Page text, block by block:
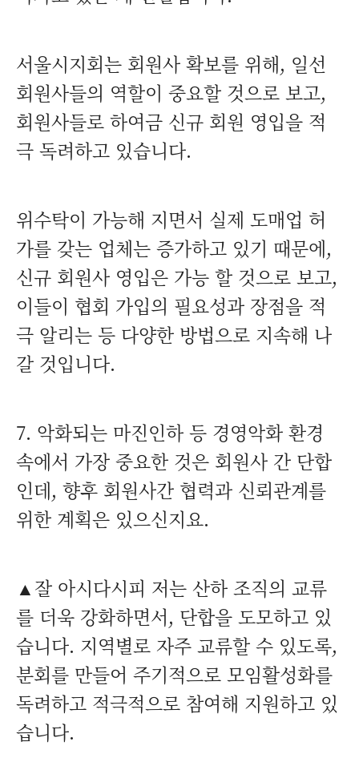
서울시지회는 회원사 확보를 위해, 일선
회원사들의 역할이 중요할 것으로 보고,
회원사들로 하여금 신규 회원 영입을 적
극 독려하고 있습니다.
위수탁이 가능해 지면서 실제 도매업 허
가를 갖는 업체는 증가하고 있기 때문에,
신규 회원사 영입은 가능 할 것으로 보고,
이들이 협회 가입의 필요성과 장점을 적
극 알리는 등 다양한 방법으로 지속해 나
갈 것입니다.
7. 악화되는 마진인하 등 경영악화 환경
속에서 가장 중요한 것은 회원사 간 단합
인데, 향후 회원사간 협력과 신뢰관계를
위한 계획은 있으신지요.
▲잘 아시다시피 저는 산하 조직의 교류
를 더욱 강화하면서, 단합을 도모하고 있
습니다. 지역별로 자주 교류할 수 있도록,
분회를 만들어 주기적으로 모임활성화를
독려하고 적극적으로 참여해 지원하고 있
습니다.